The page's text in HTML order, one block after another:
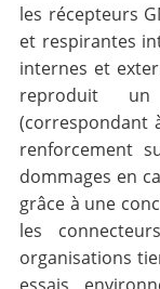
les récepteurs
et respirantes
internes et
reproduit
(correspondant
renforcement
dommages en
grâce à une
les
organisations